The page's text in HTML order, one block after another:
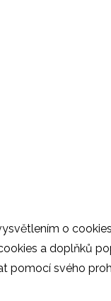
o
a doplňků
pomocí svého